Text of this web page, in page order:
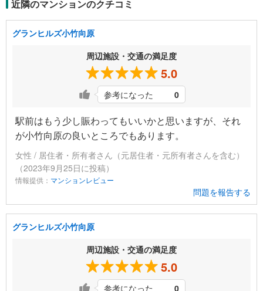
近隣のマンションのクチコミ
グランヒルズ小竹向原
周辺施設・交通の満足度
5.0
参考になった 0
駅前はもう少し賑わってもいいかと思いますが、それ
が小竹向原の良いところでもあります。
女性 / 居住者・所有者さん（元居住者・元所有者さんを含む）
（2023年9月25日に投稿）
情報提供： マンションレビュー
問題を報告する
グランヒルズ小竹向原
周辺施設・交通の満足度
5.0
参考になった 0